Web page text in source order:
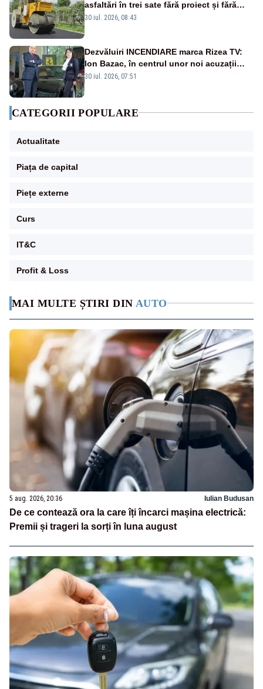
MAI MULTE ȘTIRI DIN AUTO
5 aug. 2026, 20:36 Iulian Budusan
De ce contează ora la care îți încarci mașina electrică:
Premii și trageri la sorți în luna august
asfaltări în trei sate fără proiect și fără
licitația lucrărilor
30 iul. 2026, 08:43
Dezvăluiri INCENDIARE marca Rizea TV:
Ion Bazac, în centrul unor noi acuzații
publice
30 iul. 2026, 07:51
CATEGORII POPULARE
Actualitate
Piața de capital
Piețe externe
Curs
IT&C
Profit & Loss